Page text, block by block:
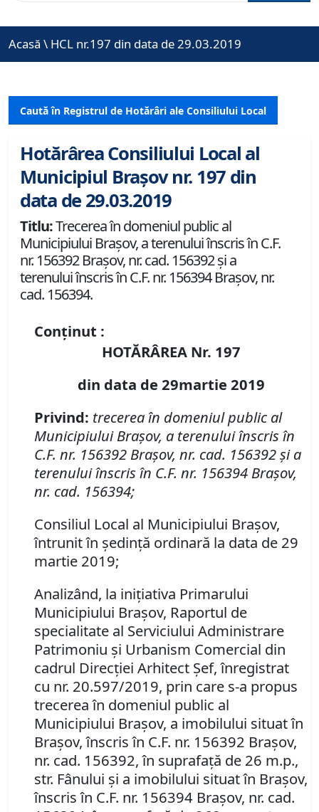
Acasă \ HCL nr.197 din data de 29.03.2019
Caută în Registrul de Hotărâri ale Consiliului Local
Hotărârea Consiliului Local al
Municipiul Brașov nr. 197 din
data de 29.03.2019
Titlu:Trecerea în domeniul public al
Municipiului Braşov, a terenului înscris în C.F.
nr. 156392 Braşov, nr. cad. 156392 şi a
terenului înscris în C.F. nr. 156394 Braşov, nr.
cad. 156394.
Conținut :
HOTĂRÂREA Nr. 197
din data de 29martie 2019
Privind: trecerea în domeniul public al
Municipiului Braşov, a terenului înscris în
C.F. nr. 156392 Braşov, nr. cad. 156392 şi a
terenului înscris în C.F. nr. 156394 Braşov,
nr. cad. 156394;
Consiliul Local al Municipiului Braşov,
întrunit în şedinţă ordinară la data de 29
martie 2019;
Analizând, la iniţiativa Primarului
Municipiului Braşov, Raportul de
specialitate al Serviciului Administrare
Patrimoniu şi Urbanism Comercial din
cadrul Direcţiei Arhitect Şef, înregistrat
cu nr. 20.597/2019, prin care s-a propus
trecerea în domeniul public al
Municipiului Braşov, a imobilului situat în
Braşov, înscris în C.F. nr. 156392 Braşov,
nr. cad. 156392, în suprafaţă de 26 m.p.,
str. Fânului şi a imobilului situat în Braşov,
înscris în C.F. nr. 156394 Braşov, nr. cad.